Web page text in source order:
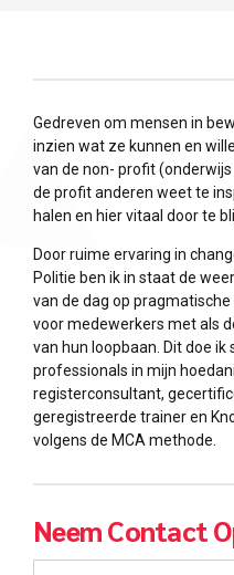
Gedreven om mensen in
inzien wat ze kunnen en
van de non- profit
de profit anderen weet te
halen en hier vitaal door te
Door ruime ervaring in
Politie ben ik in staat de
van de dag op
voor medewerkers met als
van hun loopbaan. Dit doe
professionals in mijn
registerconsultant,
geregistreerde trainer en
volgens de MCA methode.
Neem Contact